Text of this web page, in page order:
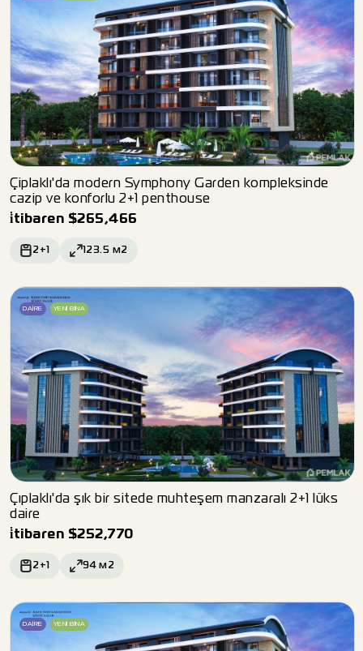
Çiplaklı'da modern Symphony Garden kompleksinde
cazip ve konforlu 2+1 penthouse
i̇tibaren $265,466
2+1 123.5 м2
DAIRE YENI BINA
Çıplaklı'da şık bir sitede muhteşem manzaralı 2+1 lüks
daire
i̇tibaren $252,770
2+1 94м2
DAIRE YENI BINA